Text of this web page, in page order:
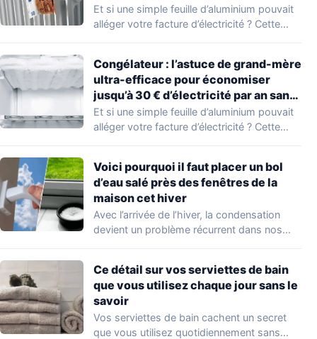
Et si une simple feuille d’aluminium pouvait
alléger votre facture d’électricité ? Cette
Congélateur : l’astuce de grand-mère
ultra-efficace pour économiser
jusqu’à 30 € d’électricité par an sans
effort
Et si une simple feuille d’aluminium pouvait
alléger votre facture d’électricité ? Cette
Voici pourquoi il faut placer un bol
d’eau salé près des fenêtres de la
maison cet hiver
Avec l’arrivée de l’hiver, la condensation
devient un problème récurrent dans nos
Ce détail sur vos serviettes de bain
que vous utilisez chaque jour sans le
savoir
Vos serviettes de bain cachent un secret
que vous utilisez quotidiennement sans